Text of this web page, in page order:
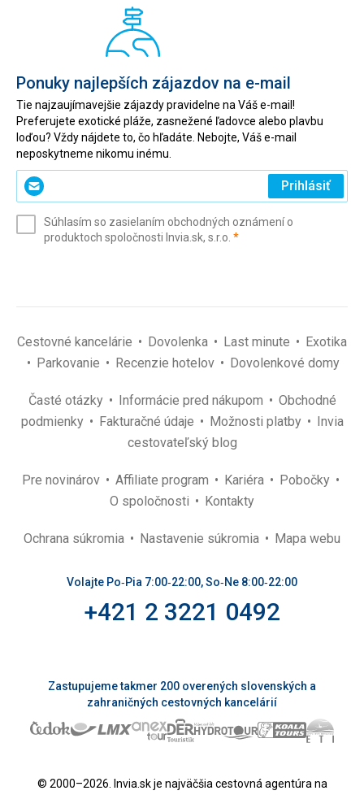
Ponuky najlepších zájazdov na e-mail
Tie najzaujímavejšie zájazdy pravidelne na Váš e-mail!
Preferujete exotické pláže, zasnežené ľadovce alebo plavbu
loďou? Vždy nájdete to, čo hľadáte. Nebojte, Váš e-mail
neposkytneme nikomu inému.
Zadajte
svoj
(povinné)
Prihlásiť
Súhlasím so zasielaním obchodných oznámení o
produktoch spoločnosti Invia.sk, s.r.o. *(povinné)
Cestovné kancelárie Dovolenka Last minute
Exotika
Parkovanie
Recenzie hotelov Dovolenkové domy
Časté otázky Informácie pred nákupom
Obchodné
podmienky
Fakturačné údaje Možnosti platby
Invia
cestovateľský blog
Pre novinárov Affiliate program Kariéra
Pobočky
O spoločnosti
Kontakty
Ochrana súkromia Nastavenie súkromia Mapa webu
Volajte Po‑Pia 7:00‑22:00, So‑Ne 8:00‑22:00
+421 2 3221 0492
Zastupujeme takmer 200 overených slovenských a
zahraničných cestovných kancelárií
© 2000–2026. Invia.sk je najväčšia cestovná agentúra na